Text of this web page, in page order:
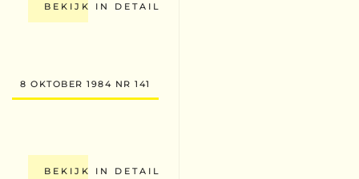
BEKIJK IN DETAIL
8 OKTOBER 1984 NR 141
BEKIJK IN DETAIL